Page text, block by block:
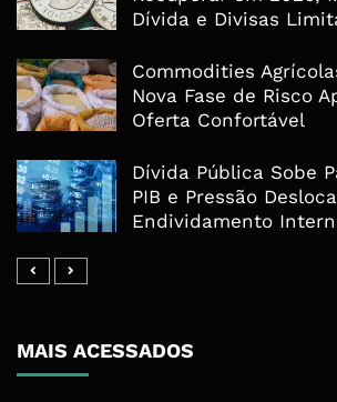
Dívida e Divisas
Commodities
Nova Fase de Risco
Oferta Confortável
Dívida Pública Sobe
PIB e Pressão
Endividamento
MAIS ACESSADOS